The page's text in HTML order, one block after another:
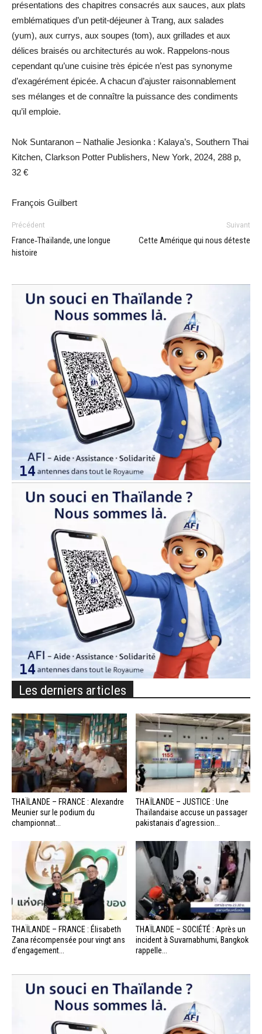
présentations des chapitres consacrés aux sauces, aux plats
emblématiques d’un petit-déjeuner à Trang, aux salades
(yum), aux currys, aux soupes (tom), aux grillades et aux
délices braisés ou architecturés au wok. Rappelons-nous
cependant qu’une cuisine très épicée n’est pas synonyme
d’exagérément épicée. A chacun d’ajuster raisonnablement
ses mélanges et de connaître la puissance des condiments
qu’il emploie.
Nok Suntaranon – Nathalie Jesionka : Kalaya’s, Southern Thai
Kitchen, Clarkson Potter Publishers, New York, 2024, 288 p,
32 €
François Guilbert
Précédent
France‑Thaïlande, une longue
histoire
Suivant
Cette Amérique qui nous déteste
Les derniers articles
THAÏLANDE – FRANCE : Alexandre
Meunier sur le podium du
championnat...
THAÏLANDE – JUSTICE : Une
Thaïlandaise accuse un passager
pakistanais d’agression...
THAÏLANDE – FRANCE : Élisabeth
Zana récompensée pour vingt ans
d’engagement...
THAÏLANDE – SOCIÉTÉ : Après un
incident à Suvarnabhumi, Bangkok
rappelle...